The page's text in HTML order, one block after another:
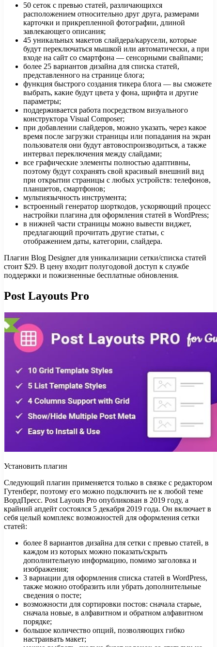
50 сеток с превью статей, различающихся
расположением относительно друг друга, размерами
карточки и прикрепленной фотографии, длиной
завлекающего описания;
45 уникальных макетов слайдера/карусели, которые
будут переключаться мышкой или автоматически, а при
входе на сайт со смартфона — сенсорными свайпами;
более 25 вариантов дизайна для списка статей,
представленного на странице блога;
функция быстрого создания тикера блога — вы сможете
выбрать, какие будут цвета у фона, шрифта и другие
параметры;
поддерживается работа посредством визуального
конструктора Visual Composer;
при добавлении слайдеров, можно указать, через какое
время после загрузки страницы или попадания на экран
пользователя они будут автовоспроизводиться, а также
интервал переключения между слайдами;
все графические элементы полностью адаптивны,
поэтому будут сохранять свой красивый внешний вид
при открытии страницы с любых устройств: телефонов,
планшетов, смартфонов;
мультиязычность инструмента;
встроенный генератор шорткодов, ускоряющий процесс
настройки плагина для оформления статей в WordPress;
в нижней части страницы можно вывести виджет,
предлагающий прочитать другие статьи, с
отображением даты, категории, слайдера.
Плагин Blog Designer для уникализации сетки/списка статей
стоит $29. В цену входит полугодовой доступ к службе
поддержки и пожизненные бесплатные обновления.
Post Layouts Pro
Установить плагин
Следующий плагин применяется только в связке с редактором
Гутенберг, поэтому его можно подключить не к любой теме
ВордПресс. Post Layouts Pro опубликован в 2019 году, а
крайний апдейт состоялся 5 декабря 2019 года. Он включает в
себя целый комплекс возможностей для оформления сетки
статей:
более 8 вариантов дизайна для сетки с превью статей, в
каждом из которых можно показать/скрыть
дополнительную информацию, помимо заголовка и
изображения;
3 вариации для оформления списка статей в WordPress,
также можно отобразить или убрать дополнительные
сведения о посте;
возможности для сортировки постов: сначала старые,
сначала новые, в алфавитном и обратном алфавитном
порядке;
большое количество опций, позволяющих гибко
настраивать макет;